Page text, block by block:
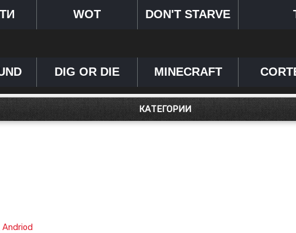
WOT DON'T STARVE
DIG OR DIE MINECRAFT
КАТЕГОРИИ